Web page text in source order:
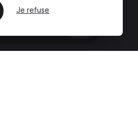
Je refuse